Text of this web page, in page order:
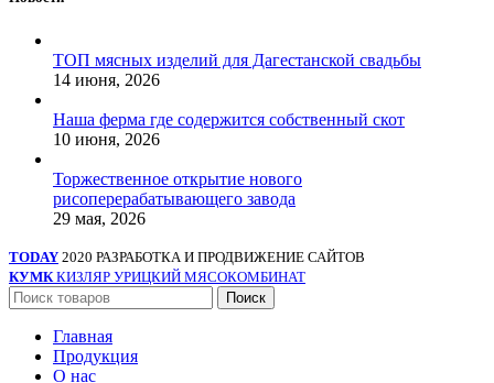
ТОП мясных изделий для Дагестанской свадьбы
14 июня, 2026
Наша ферма где содержится собственный скот
10 июня, 2026
Торжественное открытие нового
рисоперерабатывающего завода
29 мая, 2026
TODAY 2020 РАЗРАБОТКА И ПРОДВИЖЕНИЕ САЙТОВ
КУМК КИЗЛЯР УРИЦКИЙ МЯСОКОМБИНАТ
Поиск
Главная
Продукция
О нас